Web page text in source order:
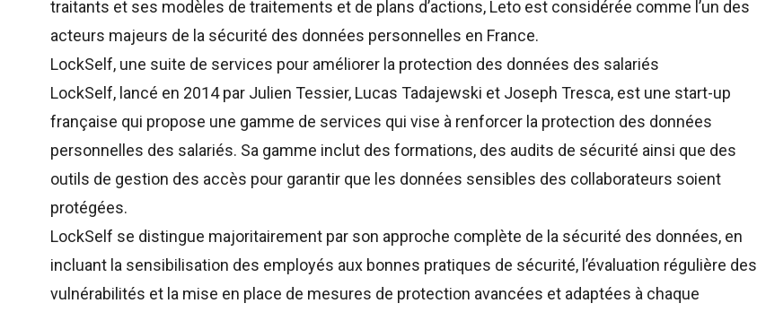
traitants et ses modèles de traitements et de plans d’actions, Leto est considérée comme l’un des
acteurs majeurs de la sécurité des données personnelles en France.
LockSelf, une suite de services pour améliorer la protection des données des salariés
LockSelf, lancé en 2014 par Julien Tessier, Lucas Tadajewski et Joseph Tresca, est une start-up
française qui propose une gamme de services qui vise à renforcer la protection des données
personnelles des salariés. Sa gamme inclut des formations, des audits de sécurité ainsi que des
outils de gestion des accès pour garantir que les données sensibles des collaborateurs soient
protégées.
LockSelf se distingue majoritairement par son approche complète de la sécurité des données, en
incluant la sensibilisation des employés aux bonnes pratiques de sécurité, l’évaluation régulière des
vulnérabilités et la mise en place de mesures de protection avancées et adaptées à chaque